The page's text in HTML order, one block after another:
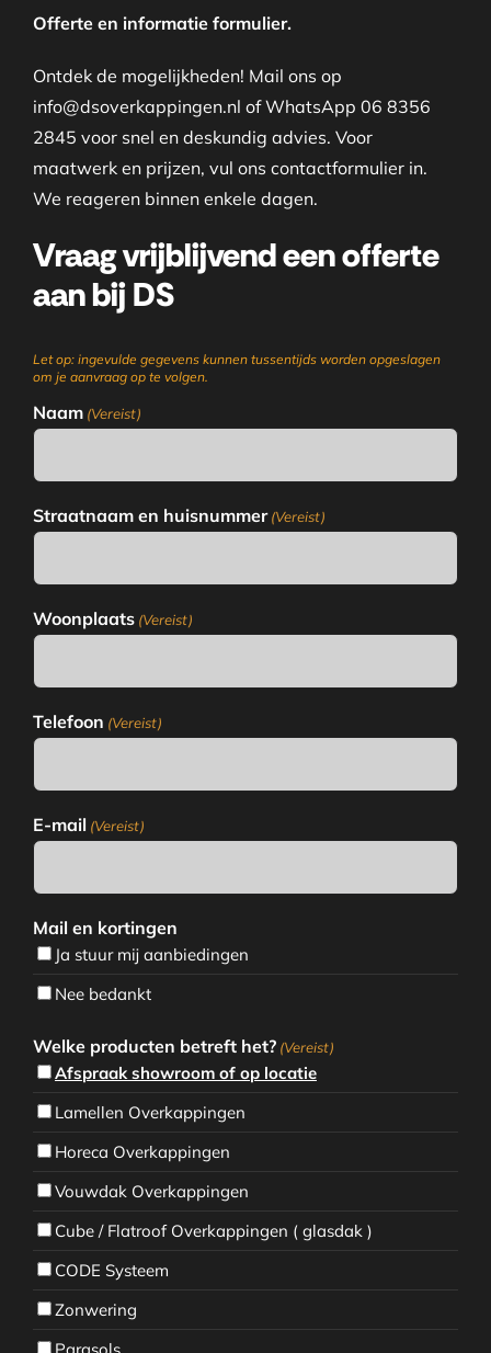
Offerte en informatie formulier.
Ontdek de mogelijkheden! Mail ons op
info@dsoverkappingen.nl of WhatsApp 06 8356
2845 voor snel en deskundig advies. Voor
maatwerk en prijzen, vul ons contactformulier in.
We reageren binnen enkele dagen.
Vraag vrijblijvend een offerte
aan bij DS
Let op: ingevulde gegevens kunnen tussentijds worden opgeslagen
om je aanvraag op te volgen.
Naam (Vereist)
Straatnaam en huisnummer (Vereist)
Woonplaats (Vereist)
Telefoon (Vereist)
E-mail (Vereist)
Mail en kortingen
Ja stuur mij aanbiedingen
Nee bedankt
Welke producten betreft het? (Vereist)
Afspraak showroom of op locatie
Lamellen Overkappingen
Horeca Overkappingen
Vouwdak Overkappingen
Cube / Flatroof Overkappingen ( glasdak )
CODE Systeem
Zonwering